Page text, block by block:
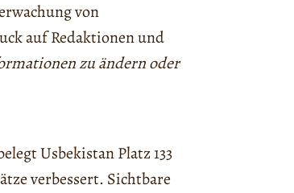
von
auf Redaktionen und
zu ändern oder
Usbekistan Platz 133
verbessert. Sichtbare